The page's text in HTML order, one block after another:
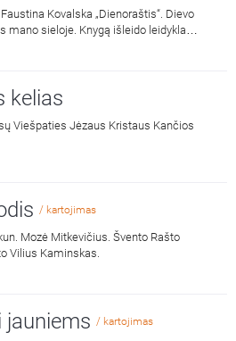
regėjimus.
Kovalska „Dienoraštis“. Dievo
mano sieloje. Knygą išleido leidykla
leidiniai“, 2014 m.
kelias
Viešpaties Jėzaus Kristaus Kančios
/ kartojimas
Mozė Mitkevičius. Švento Rašto
Vilius Kaminskas.
jauniems / kartojimas